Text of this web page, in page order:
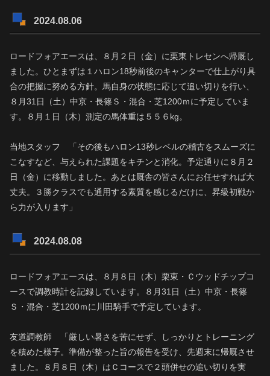
2024.08.06
ロードフォアエースは、８月２日（金）に栗東トレセンへ帰厩し
ました。ひとまずは１ハロン18秒前後のキャンターで仕上がり具
合の把握に努める方針。馬自身の状態に応じて追い切りを行い、
８月31日（土）中京・長篠Ｓ・混合・芝1200ｍに予定していま
す。８月１日（木）測定の馬体重は５５６kg。
当地スタッフ 「その後もハロン13秒レベルの稽古をスムーズに
こなすなど、与えられた課題をキチンと消化。予定通りに８月２
日（金）に移動しました。あとは厩舎の皆さんにお任せすれば大
丈夫。３勝クラスでも通用する素質を感じるだけに、昇級初戦か
ら力が入ります」
2024.08.08
ロードフォアエースは、８月８日（木）栗東・Ｃウッドチップコ
ースで調教時計を記録しています。８月31日（土）中京・長篠
Ｓ・混合・芝1200ｍに川田騎手で予定しています。
友道調教師 「厳しい暑さを苦にせず、しっかりとトレーニング
を積めた様子。準備が整った旨の報告を受け、先週末に帰厩させ
ました。８月８日（木）はＣコースで２頭併せの追い切りを実